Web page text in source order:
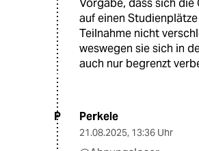
auf einen
Teilnahme nicht
weswegen sie sich in
auch nur begrenzt
P Perkele
21.08.2025, 13:36 Uhr